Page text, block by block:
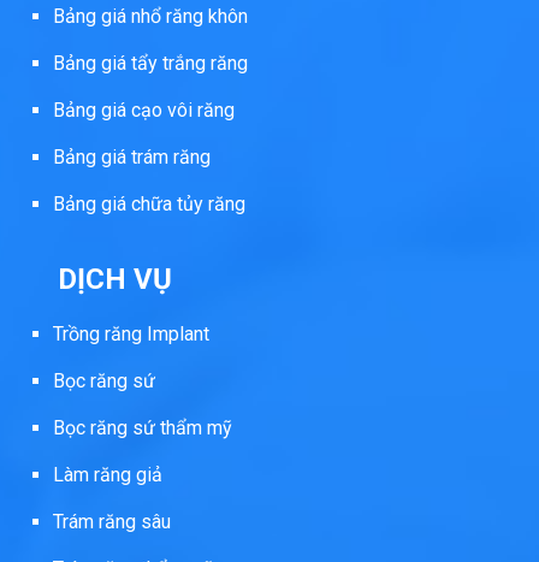
Bảng giá nhổ răng khôn
Bảng giá tẩy trắng răng
Bảng giá cạo vôi răng
Bảng giá trám răng
Bảng giá chữa tủy răng
DỊCH VỤ
Trồng răng Implant
Bọc răng sứ
Bọc răng sứ thẩm mỹ
Làm răng giả
Trám răng sâu